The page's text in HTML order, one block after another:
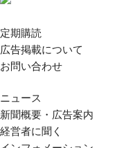
定期購読
広告掲載について
お問い合わせ
ニュース
新聞概要・広告案内
経営者に聞く